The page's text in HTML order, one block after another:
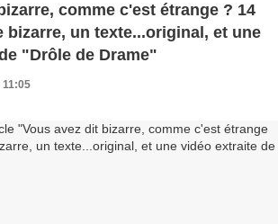
comme c'est étrange ? 14
bizarre, un texte...original, et une
"Drôle de Drame"
11:05